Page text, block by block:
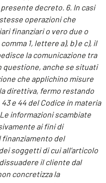
decreto. 6. In casi
operazioni che
finanziari o vero due o
1, lettere a), b) e c), il
la comunicazione tra
anche se situati
che applichino misure
direttiva, fermo restando
e 44 del Codice in materia
informazioni scambiate
ai fini di
del
soggetti di cui all’articolo
dissuadere il cliente dal
concretizza la